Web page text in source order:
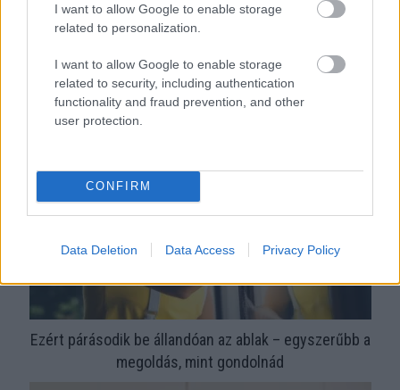
I want to allow Google to enable storage
related to personalization.
I want to allow Google to enable storage
related to security, including authentication
functionality and fraud prevention, and other
user protection.
CONFIRM
Data Deletion Data Access Privacy Policy
Orvos figyelmeztet: ezt az apró reggeli tünetet ne
söpörd a szőnyeg alá
Ezért párásodik be állandóan az ablak – egyszerűbb a
megoldás, mint gondolnád